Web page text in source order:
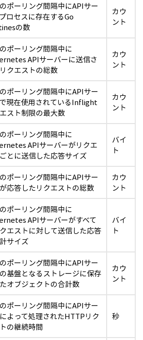
ポーリング間隔中にAPIサー
ロセスに存在するGo
の数
カウ
ント
ポーリング間隔中に
APIサーバーに送信さ
クエストの総数
カウ
ント
ポーリング間隔中にAPIサー
現在使用されているInflight
スト制限の最大数
カウ
ント
ポーリング間隔中に
APIサーバーがリクエ
とに送信した応答サイズ
バイ
ト
ポーリング間隔中にAPIサー
応答したリクエストの総数
カウ
ント
ポーリング間隔中に
APIサーバーがすべて
エストに対して送信した応答
サイズ
バイ
ト
ポーリング間隔中にAPIサー
基盤となるストレージに保存
オブジェクトの合計数
カウ
ント
ポーリング間隔中にAPIサー
よって処理されたHTTPリク
の継続時間
秒